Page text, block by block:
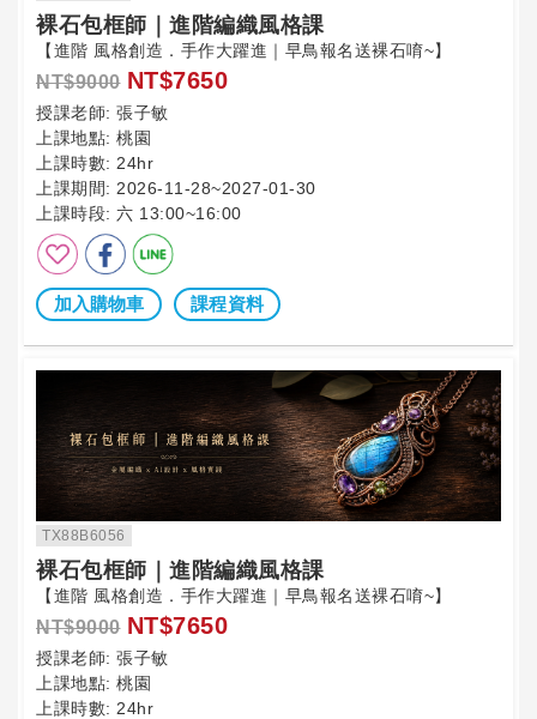
裸石包框師｜進階編織風格課
【進階 風格創造．手作大躍進｜早鳥報名送裸石唷~】
NT$9000 NT$7650
授課老師: 張子敏
上課地點: 桃園
上課時數: 24hr
上課期間: 2026-11-28~2027-01-30
上課時段: 六 13:00~16:00
加入購物車 課程資料
TX88B6056
裸石包框師｜進階編織風格課
【進階 風格創造．手作大躍進｜早鳥報名送裸石唷~】
NT$9000 NT$7650
授課老師: 張子敏
上課地點: 桃園
上課時數: 24hr